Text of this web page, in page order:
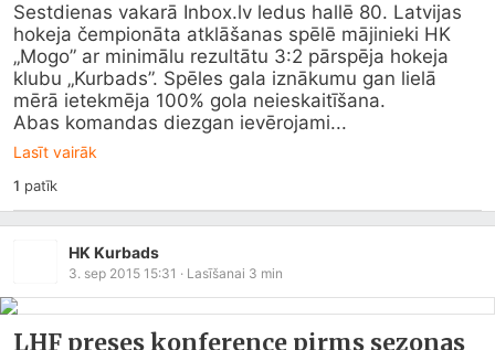
Sestdienas vakarā Inbox.lv ledus hallē 80. Latvijas
hokeja čempionāta atklāšanas spēlē mājinieki HK
„Mogo” ar minimālu rezultātu 3:2 pārspēja hokeja
klubu „Kurbads”. Spēles gala iznākumu gan lielā
mērā ietekmēja 100% gola neieskaitīšana.
Abas komandas diezgan ievērojami...
Lasīt vairāk
1 patīk
HK Kurbads
3. sep 2015 15:31 · Lasīšanai 3 min
LHF preses konference pirms sezonas